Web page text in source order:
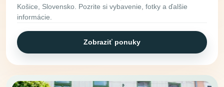
Košice, Slovensko. Pozrite si vybavenie, fotky a ďalšie
informácie.
Zobraziť ponuky